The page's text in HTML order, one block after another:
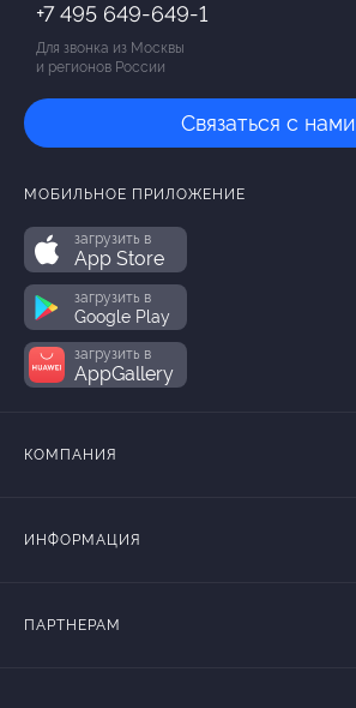
+7 495 649-649-1
Для звонка из Москвы
и регионов России
Связаться с нами
МОБИЛЬНОЕ ПРИЛОЖЕНИЕ
загрузить в
App Store
загрузить в
Google Play
загрузить в
AppGallery
КОМПАНИЯ
ИНФОРМАЦИЯ
ПАРТНЕРАМ